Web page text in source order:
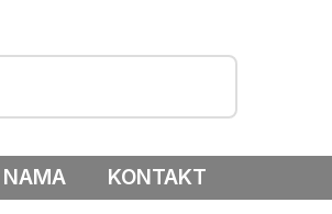
NAMA KONTAKT